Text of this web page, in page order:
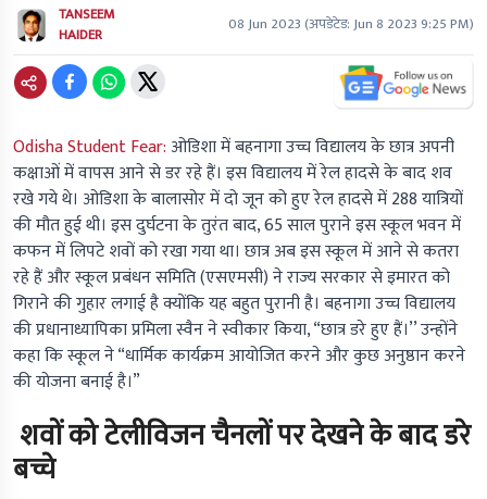
TANSEEM
HAIDER
08 Jun 2023(अपडेटेड:Jun 8 2023 9:25 PM)
Odisha Student Fear: ओडिशा में बहनागा उच्च विद्यालय के छात्र अपनी
कक्षाओं में वापस आने से डर रहे हैं। इस विद्यालय में रेल हादसे के बाद शव
रखे गये थे। ओडिशा के बालासोर में दो जून को हुए रेल हादसे में 288 यात्रियों
की मौत हुई थी। इस दुर्घटना के तुरंत बाद, 65 साल पुराने इस स्कूल भवन में
कफन में लिपटे शवों को रखा गया था। छात्र अब इस स्कूल में आने से कतरा
रहे हैं और स्कूल प्रबंधन समिति (एसएमसी) ने राज्य सरकार से इमारत को
गिराने की गुहार लगाई है क्योंकि यह बहुत पुरानी है। बहनागा उच्च विद्यालय
की प्रधानाध्यापिका प्रमिला स्वैन ने स्वीकार किया, “छात्र डरे हुए हैं।’’ उन्होंने
कहा कि स्कूल ने “धार्मिक कार्यक्रम आयोजित करने और कुछ अनुष्ठान करने
की योजना बनाई है।”
शवों को टेलीविजन चैनलों पर देखने के बाद डरे
बच्चे